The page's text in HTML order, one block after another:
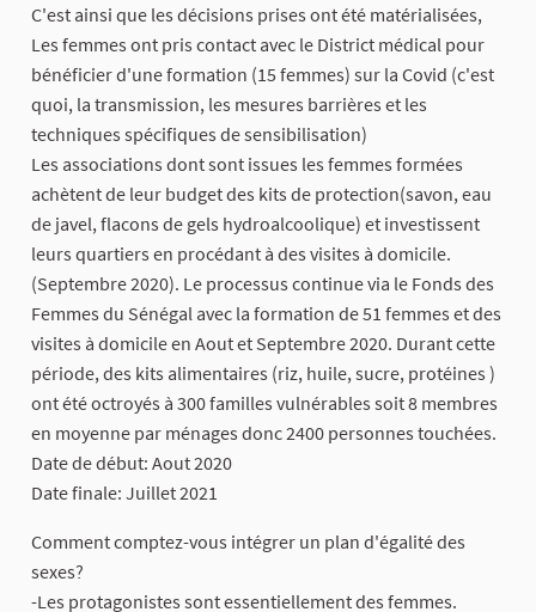
C'est ainsi que les décisions prises ont été matérialisées,
Les femmes ont pris contact avec le District médical pour
bénéficier d'une formation (15 femmes) sur la Covid (c'est
quoi, la transmission, les mesures barrières et les
techniques spécifiques de sensibilisation)
Les associations dont sont issues les femmes formées
achètent de leur budget des kits de protection(savon, eau
de javel, flacons de gels hydroalcoolique) et investissent
leurs quartiers en procédant à des visites à domicile.
(Septembre 2020). Le processus continue via le Fonds des
Femmes du Sénégal avec la formation de 51 femmes et des
visites à domicile en Aout et Septembre 2020. Durant cette
période, des kits alimentaires (riz, huile, sucre, protéines )
ont été octroyés à 300 familles vulnérables soit 8 membres
en moyenne par ménages donc 2400 personnes touchées.
Date de début: Aout 2020
Date finale: Juillet 2021
Comment comptez-vous intégrer un plan d'égalité des
sexes?
-Les protagonistes sont essentiellement des femmes.